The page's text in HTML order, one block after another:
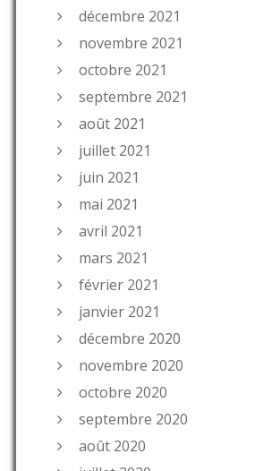
décembre 2021
novembre 2021
octobre 2021
septembre 2021
août 2021
juillet 2021
juin 2021
mai 2021
avril 2021
mars 2021
février 2021
janvier 2021
décembre 2020
novembre 2020
octobre 2020
septembre 2020
août 2020